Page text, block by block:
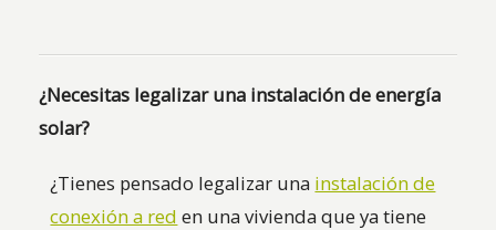
¿Necesitas legalizar una instalación de energía
solar?
¿Tienes pensado legalizar una instalación de
conexión a red en una vivienda que ya tiene